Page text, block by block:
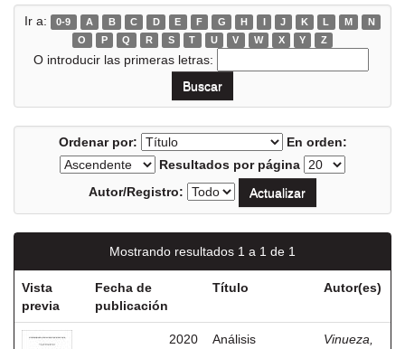
Ir a: 0-9 A B C D E F G H I J K L M
N
O
P Q R S T U V W X Y Z
O introducir las primeras letras:
Ordenar por:
En orden:
Resultados por página
Autor/Registro:
Mostrando resultados 1 a 1 de 1
Vista
previa
Fecha de
publicación
Título Autor(es)
2020
Análisis
Vinueza,